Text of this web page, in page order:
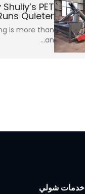
PET
Quieter
is more than
an…
خدمات شولي